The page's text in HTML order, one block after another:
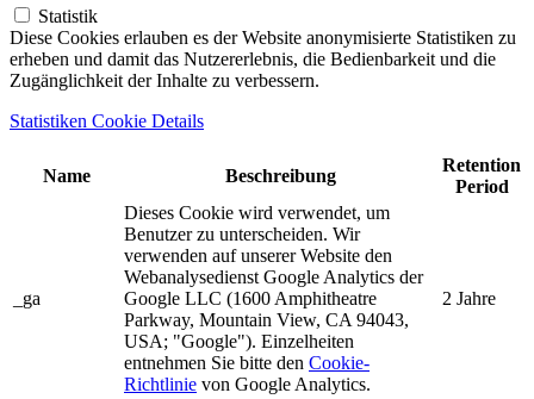
Statistik
Diese Cookies erlauben es der Website anonymisierte Statistiken zu
erheben und damit das Nutzererlebnis, die Bedienbarkeit und die
Zugänglichkeit der Inhalte zu verbessern.
Statistiken Cookie Details
Name Beschreibung
Retention
Period
_ga
Dieses Cookie wird verwendet, um
Benutzer zu unterscheiden. Wir
verwenden auf unserer Website den
Webanalysedienst Google Analytics der
Google LLC (1600 Amphitheatre
Parkway, Mountain View, CA 94043,
USA; "Google"). Einzelheiten
entnehmen Sie bitte den Cookie-
Richtlinie von Google Analytics.
2 Jahre